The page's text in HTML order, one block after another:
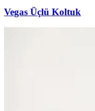
Vegas Üçlü Koltuk